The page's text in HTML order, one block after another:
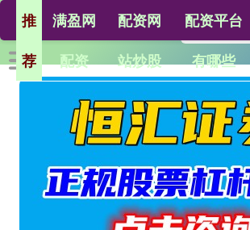
推
荐
满盈网
配资
配资网
站炒股
配资平台
有哪些